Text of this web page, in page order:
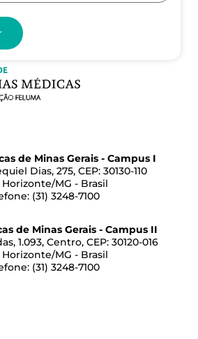
de Minas Gerais - Campus I
Dias, 275, CEP: 30130-110
MG - Brasil
(31) 3248-7100
de Minas Gerais - Campus II
1.093, Centro, CEP: 30120-016
MG - Brasil
(31) 3248-7100